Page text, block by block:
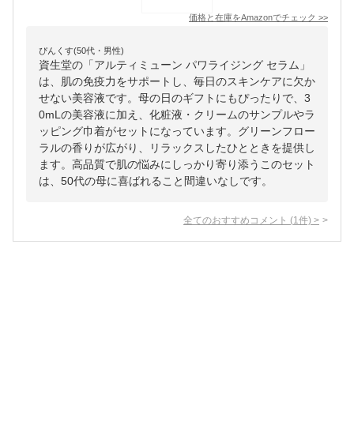
価格と在庫をAmazonでチェック >>
ぴんくす(50代・男性)
資生堂の「アルティミューン パワライジング セラム」
は、肌の免疫力をサポートし、毎日のスキンケアに欠か
せない美容液です。母の日のギフトにもぴったりで、3
0mLの美容液に加え、化粧液・クリームのサンプルやラ
ッピング巾着がセットになっています。グリーンフロー
ラルの香りが広がり、リラックスしたひとときを提供し
ます。高品質で肌の悩みにしっかり寄り添うこのセット
は、50代の母に喜ばれること間違いなしです。
全てのおすすめコメント (1 件) >